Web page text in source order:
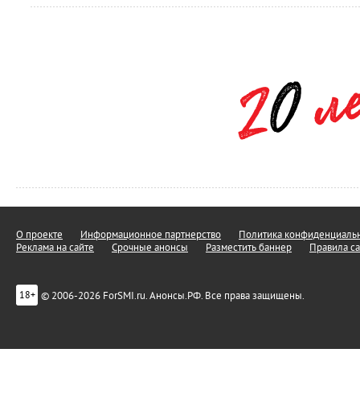
О проекте Информационное партнерство
Политика
Реклама на сайте
Срочные анонсы Разместить баннер Правила
18+ © 2006-2026 ForSMI.ru. Анонсы.РФ. Все права защищены.